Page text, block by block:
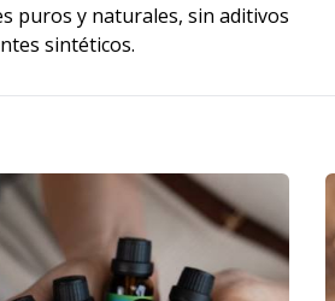
puros y naturales, sin aditivos
sintéticos.